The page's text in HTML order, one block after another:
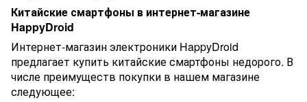
Китайские смартфоны в интернет-магазине
HappyDroid
Интернет-магазин электроники HappyDroid
предлагает купить китайские смартфоны недорого. В
числе преимуществ покупки в нашем магазине
следующее: